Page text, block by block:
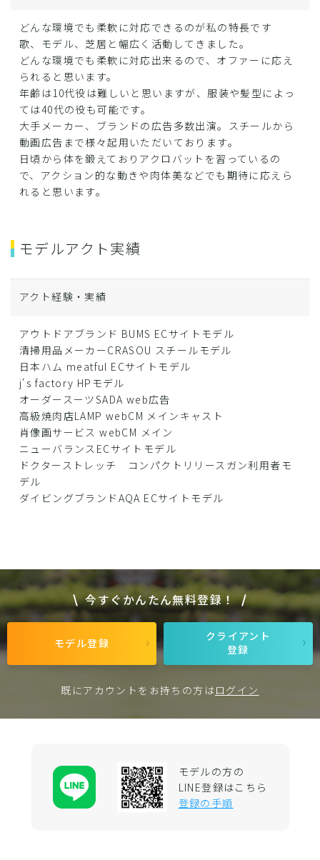
どんな環境でも柔軟に対応できるのが私の特長です
歌、モデル、芝居と幅広く活動してきました。
どんな環境でも柔軟に対応出来るので、オファーに応え
られると思います。
年齢は10代役は難しいと思いますが、服装や髪型によっ
ては40代の役も可能です。
大手メーカー、ブランドの広告多数出演。スチールから
動画広告まで様々起用いただいております。
日頃から体を鍛えておりアクロバットを習っているの
で、アクション的な動きや肉体美などでも期待に応えら
れると思います。
モデルアクト実績
アクト経験・実績
アウトドアブランド BUMS ECサイトモデル
清掃用品メーカーCRASOU スチールモデル
日本ハム meatful ECサイトモデル
j's factory HPモデル
オーダースーツSADA web広告
高級焼肉店LAMP webCM メインキャスト
肖像画サービス webCM メイン
ニューバランスECサイトモデル
ドクターストレッチ コンパクトリリースガン利用者モ
デル
ダイビングブランドAQA ECサイトモデル
今すぐかんたん無料登録！
モデル登録
クライアント
登録
既にアカウントをお持ちの方はログイン
モデルの方の
LINE登録はこちら
登録の手順